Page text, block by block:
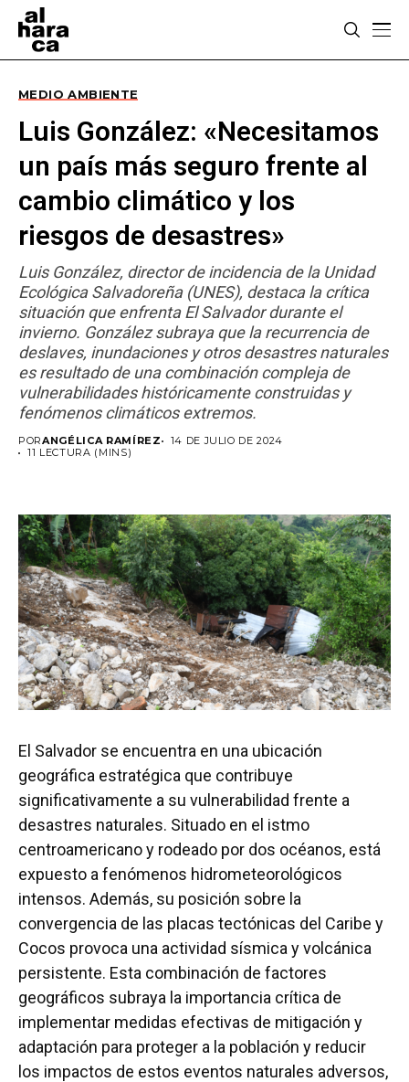
MEDIO AMBIENTE
Luis González: «Necesitamos
un país más seguro frente al
cambio climático y los
riesgos de desastres»
Luis González, director de incidencia de la Unidad
Ecológica Salvadoreña (UNES), destaca la crítica
situación que enfrenta El Salvador durante el
invierno. González subraya que la recurrencia de
deslaves, inundaciones y otros desastres naturales
es resultado de una combinación compleja de
vulnerabilidades históricamente construidas y
fenómenos climáticos extremos.
PORANGÉLICA RAMÍREZ
14 DE JULIO DE 2024
11 LECTURA (MINS)
El Salvador se encuentra en una ubicación
geográfica estratégica que contribuye
significativamente a su vulnerabilidad frente a
desastres naturales. Situado en el istmo
centroamericano y rodeado por dos océanos, está
expuesto a fenómenos hidrometeorológicos
intensos. Además, su posición sobre la
convergencia de las placas tectónicas del Caribe y
Cocos provoca una actividad sísmica y volcánica
persistente. Esta combinación de factores
geográficos subraya la importancia crítica de
implementar medidas efectivas de mitigación y
adaptación para proteger a la población y reducir
los impactos de estos eventos naturales adversos,